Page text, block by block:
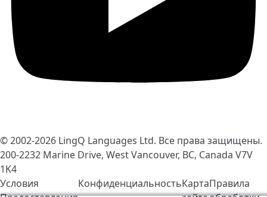
© 2002-2026 LingQ Languages Ltd. Все права защищены.
200-2232 Marine Drive, West Vancouver, BC, Canada V7V
1K4
Условия
КонфиденциальностьКартаПравила